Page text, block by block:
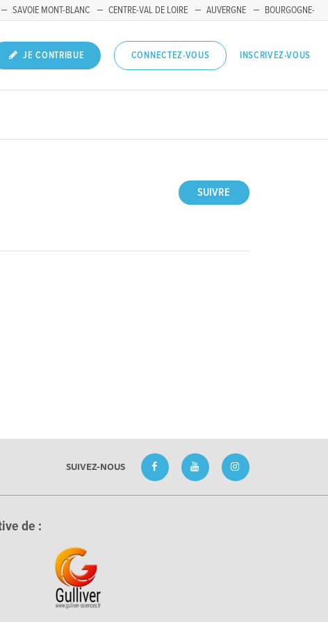
SAVOIE MONT-BLANC CENTRE-VAL DE LOIRE AUVERGNE
BOURGOGNE-
JE CONTRIBUE CONNECTEZ-VOUS INSCRIVEZ-VOUS
SUIVRE
SUIVEZ-NOUS
de :